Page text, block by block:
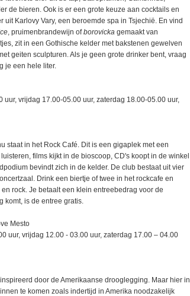
de bieren. Ook is er een grote keuze aan cocktails en
Karlovy Vary, een beroemde spa in Tsjechië. En vind
, pruimenbrandewijn ofborovicka gemaakt van
zit in een Gothische kelder met bakstenen gewelven
geiten sculpturen. Als je geen grote drinker bent, vraag
je een hele liter.
vrijdag 17.00-05.00 uur, zaterdag 18.00-05.00 uur,
staat in het Rock Café. Dit is een gigaplek met een
films kijkt in de bioscoop, CD's koopt in de winkel
bevindt zich in de kelder. De club bestaat uit vier
Drink een biertje of twee in het rockcafe en
rock. Je betaalt een klein entreebedrag voor de
komt, is de entree gratis.
Mesto
uur, vrijdag 12.00 - 03.00 uur, zaterdag 17.00 – 04.00
door de Amerikaanse drooglegging. Maar hier in
te komen zoals indertijd in Amerika noodzakelijk